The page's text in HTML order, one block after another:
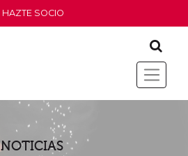
HAZTE SOCIO
NOTICIAS